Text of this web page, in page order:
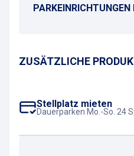
PARKEINRICHTUNGEN
ZUSÄTZLICHE
Stellplatz mieten
Dauerparken Mo.-So. 24